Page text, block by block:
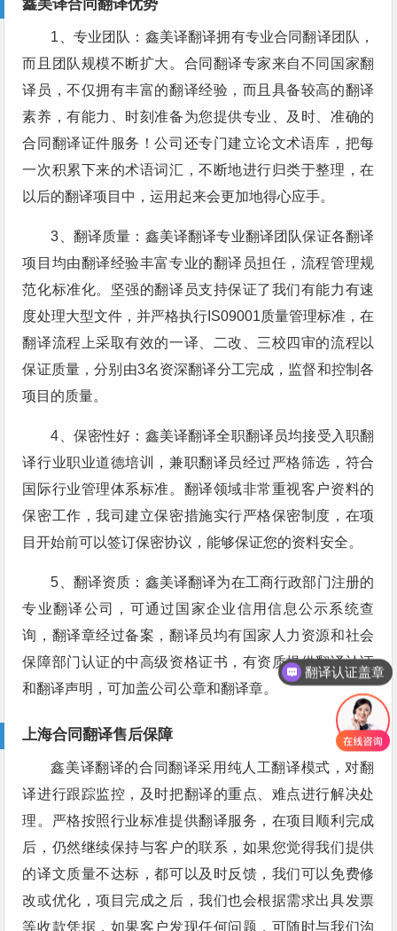
鑫美译合同翻译优势
1、专业团队：鑫美译翻译拥有专业合同翻译团队，
而且团队规模不断扩大。合同翻译专家来自不同国家翻
译员，不仅拥有丰富的翻译经验，而且具备较高的翻译
素养，有能力、时刻准备为您提供专业、及时、准确的
合同翻译证件服务！公司还专门建立论文术语库，把每
一次积累下来的术语词汇，不断地进行归类于整理，在
以后的翻译项目中，运用起来会更加地得心应手。
3、翻译质量：鑫美译翻译专业翻译团队保证各翻译
项目均由翻译经验丰富专业的翻译员担任，流程管理规
范化标准化。坚强的翻译员支持保证了我们有能力有速
度处理大型文件，并严格执行IS09001质量管理标准，在
翻译流程上采取有效的一译、二改、三校四审的流程以
保证质量，分别由3名资深翻译分工完成，监督和控制各
项目的质量。
4、保密性好：鑫美译翻译全职翻译员均接受入职翻
译行业职业道德培训，兼职翻译员经过严格筛选，符合
国际行业管理体系标准。翻译领域非常重视客户资料的
保密工作，我司建立保密措施实行严格保密制度，在项
目开始前可以签订保密协议，能够保证您的资料安全。
5、翻译资质：鑫美译翻译为在工商行政部门注册的
专业翻译公司，可通过国家企业信用信息公示系统查
询，翻译章经过备案，翻译员均有国家人力资源和社会
保障部门认证的中高级资格证书，有资质提供翻译认证
和翻译声明，可加盖公司公章和翻译章。
上海合同翻译售后保障
鑫美译翻译的合同翻译采用纯人工翻译模式，对翻
译进行跟踪监控，及时把翻译的重点、难点进行解决处
理。严格按照行业标准提供翻译服务，在项目顺利完成
后，仍然继续保持与客户的联系，如果您觉得我们提供
的译文质量不达标，都可以及时反馈，我们可以免费修
改或优化，项目完成之后，我们也会根据需求出具发票
等收款凭据，如果客户发现任何问题，可随时与我们沟
翻译认证盖章